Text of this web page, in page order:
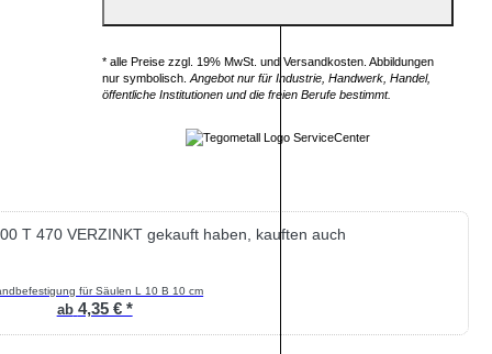
* alle Preise zzgl. 19% MwSt. und Versandkosten. Abbildungen
nur symbolisch. Angebot nur für Industrie, Handwerk, Handel,
öffentliche Institutionen und die freien Berufe bestimmt.
T 470 VERZINKT gekauft haben, kauften auch
für Säulen L 10 B 10 cm
ab 4,35 € *